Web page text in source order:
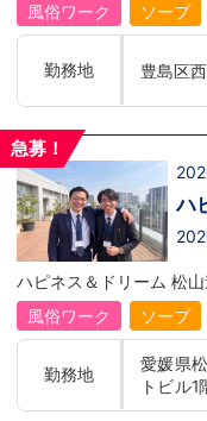
ま
枠
職
ま
く
の
入
も
ま
も
イ
企
い
入
ャ
【
数
風俗ワーク
ソープ
勤務地 豊島区
急募！
ハ
ン
て
切
年
職
ッ
す
り
ハピネス＆ドリーム 松
風俗ワーク
ソープ
勤務地
愛媛県
トビル1階 下記いずれかの店舗に
反田：